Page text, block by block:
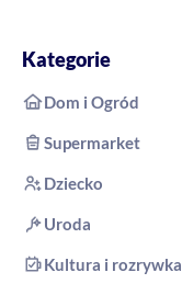
Kategorie
Dom i Ogród
Supermarket
Dziecko
Uroda
Kultura i rozrywka